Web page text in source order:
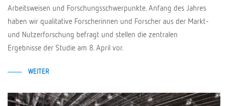
Arbeitsweisen und Forschungsschwerpunkte. Anfang des Jahres
haben wir qualitative Forscherinnen und Forscher aus der Markt-
und Nutzerforschung befragt und stellen die zentralen
Ergebnisse der Studie am 8. April vor.
WEITER